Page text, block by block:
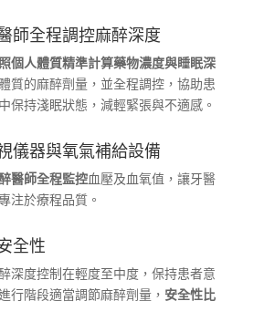
師全程調控麻醉深度
個人體質精準計算藥物濃度與睡眠深
質的麻醉劑量，並全程調控，協助患
保持淺眠狀態，減輕緊張與不適感。
儀器與氧氣補給設備
醫師全程監控血壓及血氧值，讓牙醫
注於療程品質。
全性
深度控制在輕度至中度，保持患者意
行階段適當調節麻醉劑量， 安全性比